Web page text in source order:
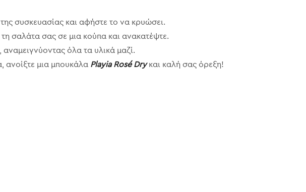
συσκευασίας και αφήστε το να κρυώσει.
σαλάτα σας σε μια κούπα και ανακατέψτε.
όλα τα υλικά μαζί.
ανοίξτε μια μπουκάλα Playia Rosé Dry και καλή σας όρεξη!